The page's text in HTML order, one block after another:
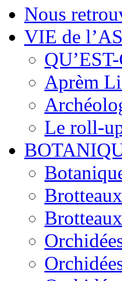
Nous
VIE de
Aprèm
Le roll-